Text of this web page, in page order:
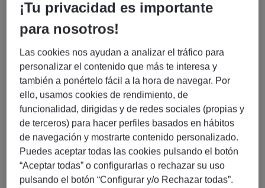
Experis, somos una compañía especializada en servicios
profesionales y gestión de proyectos IT asociados a
nuestras 3 prácticas: Business Transformation, Cloud &
Infrastructure y Enterprise Applications. En la actualidad
combinamos nuestras soluciones tecnológicas con las
habilidades más demandadas del mercado. Además,
proporcionamos formación especializada asociada a las
líneas de servicio antes mencionadas. Contamos con una
plantilla de más de 1.800 profesionales especializados en IT
en España y presencia internacional en 54 países.
¿Qué buscamos?
¡Tu privacidad es importante
para nosotros!
Las cookies nos ayudan a analizar el tráfico para
personalizar el contenido que más te interesa y
también a ponértelo fácil a la hora de navegar. Por
ello, usamos cookies de rendimiento, de
funcionalidad, dirigidas y de redes sociales (propias y
de terceros) para hacer perfiles basados en hábitos
de navegación y mostrarte contenido personalizado.
Puedes aceptar todas las cookies pulsando el botón
“Aceptar todas” o configurarlas o rechazar su uso
pulsando el botón “Configurar y/o Rechazar todas”.